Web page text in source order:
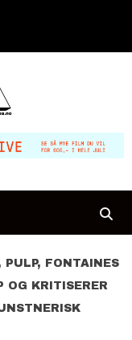
PULP, FONTAINES
OG KRITISERER